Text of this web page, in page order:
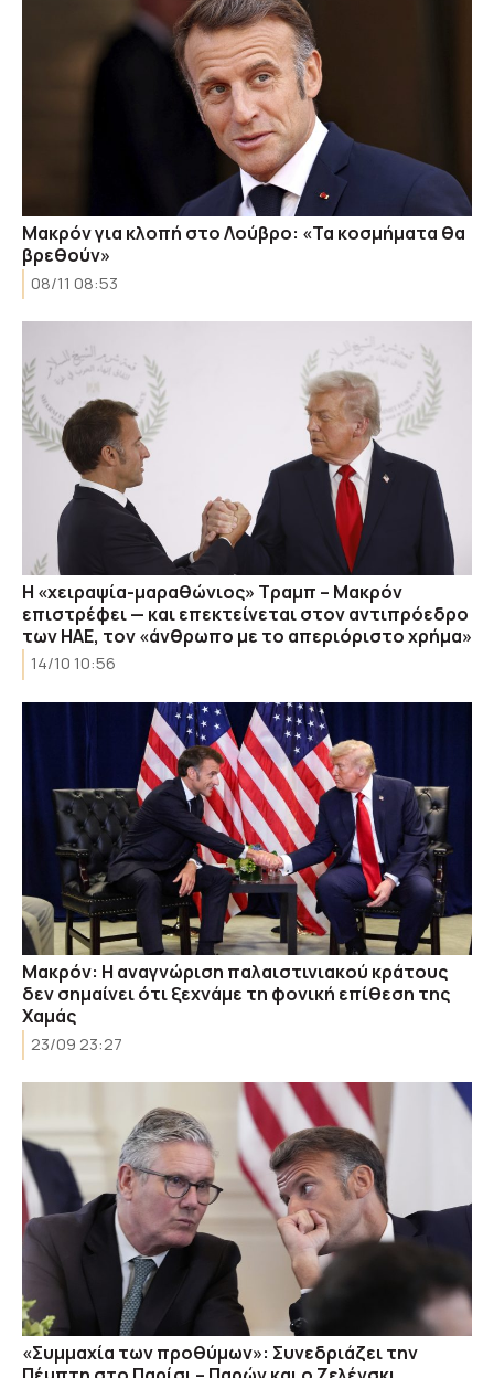
Μακρόν για κλοπή στο Λούβρο: «Τα κοσμήματα θα
βρεθούν»
08/11 08:53
Η «χειραψία-μαραθώνιος» Τραμπ – Μακρόν
επιστρέφει — και επεκτείνεται στον αντιπρόεδρο
των ΗΑΕ, τον «άνθρωπο με το απεριόριστο χρήμα»
14/10 10:56
Μακρόν: Η αναγνώριση παλαιστινιακού κράτους
δεν σημαίνει ότι ξεχνάμε τη φονική επίθεση της
Χαμάς
23/09 23:27
«Συμμαχία των προθύμων»: Συνεδριάζει την